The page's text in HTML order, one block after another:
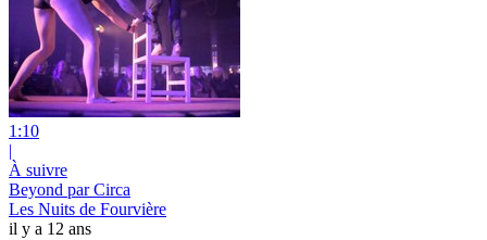
1:10
|
À suivre
Beyond par Circa
Les Nuits de Fourvière
il y a 12 ans